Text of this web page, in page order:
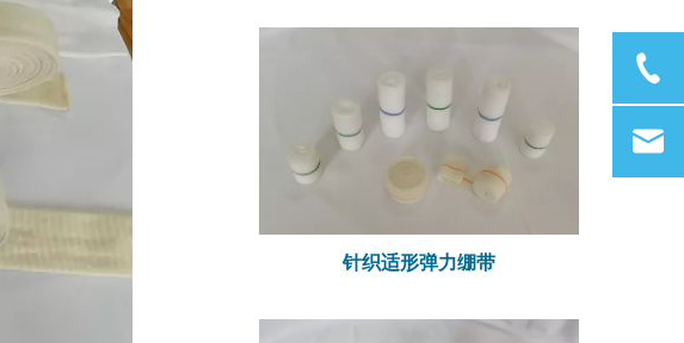
针织适形弹力绷带